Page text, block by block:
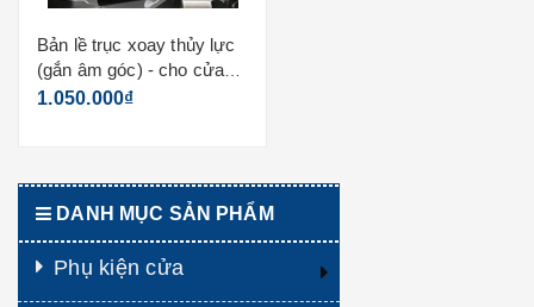
Bản lề trục xoay thủy lực
(gắn âm góc) - cho cửa
gỗ
1.050.000₫
DANH MỤC SẢN PHẨM
Phụ kiện cửa